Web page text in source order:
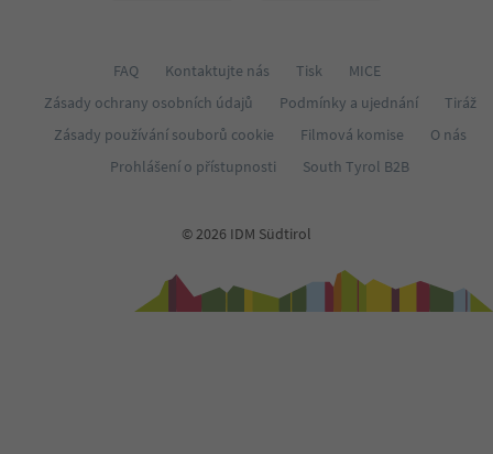
FAQ Kontaktujte nás Tisk
MICE
Zásady ochrany osobních údajů
Podmínky a ujednání
Tiráž
Zásady používání souborů cookie
Filmová komise
O nás
Prohlášení o přístupnosti
South Tyrol B2B
© 2026 IDM Südtirol